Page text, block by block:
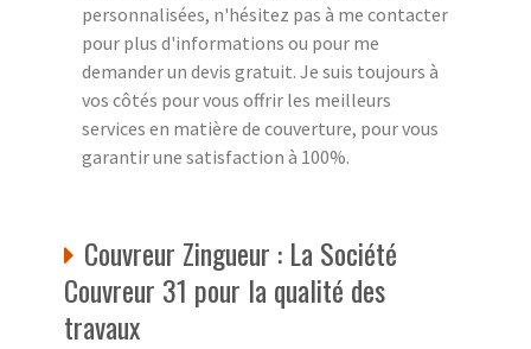
personnalisées, n'hésitez pas à me contacter
pour plus d'informations ou pour me
demander un devis gratuit. Je suis toujours à
vos côtés pour vous offrir les meilleurs
services en matière de couverture, pour vous
garantir une satisfaction à 100%.
Couvreur Zingueur : La Société
Couvreur 31 pour la qualité des
travaux